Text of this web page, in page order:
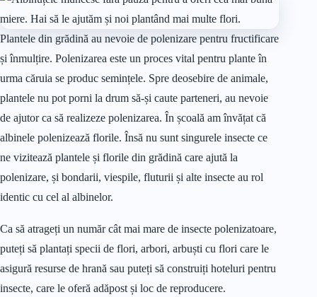
Plantele din grădină au nevoie de polenizare pentru fructificare
și înmulțire. Polenizarea este un proces vital pentru plante în
urma căruia se produc semințele. Spre deosebire de animale,
plantele nu pot porni la drum să-și caute parteneri, au nevoie
de ajutor ca să realizeze polenizarea. În școală am învățat că
albinele polenizează florile. Însă nu sunt singurele insecte ce
ne vizitează plantele și florile din grădină care ajută la
polenizare, și bondarii, viespile, fluturii și alte insecte au rol
identic cu cel al albinelor.
Ca să atrageți un număr cât mai mare de insecte polenizatoare,
puteți să plantați specii de flori, arbori, arbuști cu flori care le
asigură resurse de hrană sau puteți să construiți hoteluri pentru
insecte, care le oferă adăpost și loc de reproducere.